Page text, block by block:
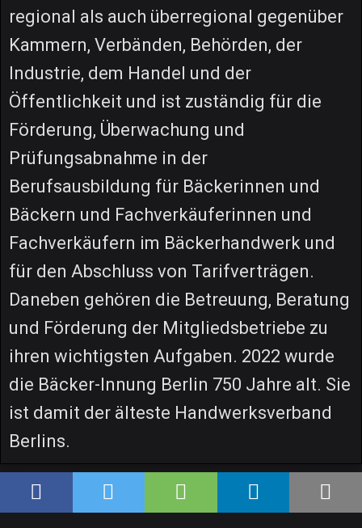
regional als auch überregional gegenüber
Kammern, Verbänden, Behörden, der
Industrie, dem Handel und der
Öffentlichkeit und ist zuständig für die
Förderung, Überwachung und
Prüfungsabnahme in der
Berufsausbildung für Bäckerinnen und
Bäckern und Fachverkäuferinnen und
Fachverkäufern im Bäckerhandwerk und
für den Abschluss von Tarifverträgen.
Daneben gehören die Betreuung, Beratung
und Förderung der Mitgliedsbetriebe zu
ihren wichtigsten Aufgaben. 2022 wurde
die Bäcker-Innung Berlin 750 Jahre alt. Sie
ist damit der älteste Handwerksverband
Berlins.